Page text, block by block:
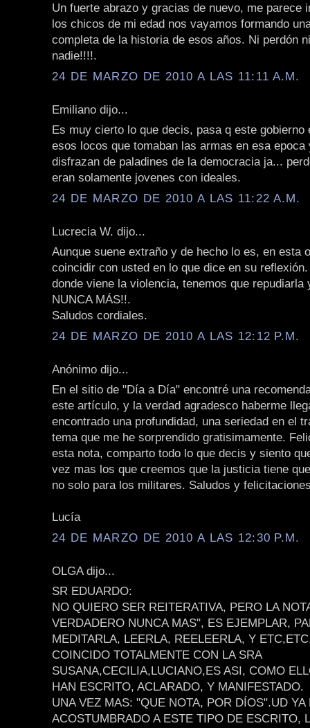
Un fuerte abrazo y gracias de nuevo, me parece
los chicos de mi edad nos vayamos formando
completa de la historia de esos años. Ni perdón
nadie!!!!.
24 DE MARZO DE 2010 A LAS 11:11 A.M.
Emiliano dijo...
Es muy cierto lo que decis, pasa q este gobierno
esos locos que tomaban las armas en esa epoca
disfrazan de paladines de la democracia ja...
eran solamente jovenes con ideales.
24 DE MARZO DE 2010 A LAS 11:22 A.M.
Lucrecia W. dijo...
Aunque suene extraño y de hecho lo es, en esta
coincidir con usted en lo que dice en su
donde viene la violencia, tenemos que repudiarla
NUNCA MÁS!!.
Saludos cordiales.
24 DE MARZO DE 2010 A LAS 12:12 P.M.
Anónimo dijo...
En el sitio de "Día a Día" encontré una
este artículo, y la verdad agradesco haberme
encontrado una profundidad, una seriedad en el
tema que me he sorprendido gratisimamente.
esta nota, comparto todo lo que decis y siento
vez mas los que creemos que la justicia tiene
no solo para los militares. Saludos y
Lucía
24 DE MARZO DE 2010 A LAS 12:30 P.M.
OLGA dijo...
SR EDUARDO:
NO QUIERO SER REITERATIVA, PERO LA
VERDADERO NUNCA MAS", ES EJEMPLAR,
MEDITARLA, LEERLA, REELEERLA, Y
COINCIDO TOTALMENTE CON LA SRA
SUSANA,CECILIA,LUCIANO,ES ASI, COMO
HAN ESCRITO, ACLARADO, Y MANIFESTADO.
UNA VEZ MAS: "QUE NOTA, POR DÍOS".UD YA
ACOSTUMBRADO A ESTE TIPO DE ESCRITO,